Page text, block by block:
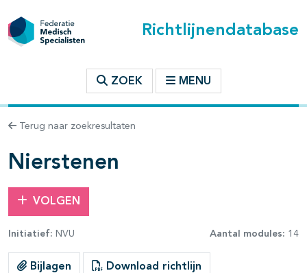
Richtlijnendatabase
ZOEK MENU
Terug naar zoekresultaten
Nierstenen
VOLGEN
Initiatief: NVU Aantal modules: 14
Bijlagen Download richtlijn
binnen deze richtlijn
open- en dichtklappen